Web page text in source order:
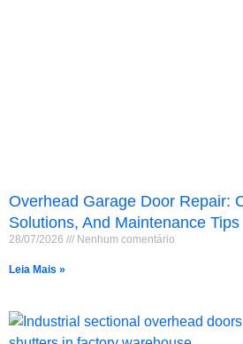
Overhead Garage Door Repair:
Solutions, And Maintenance Tips
28/07/2026 Nenhum comentário
Leia Mais »